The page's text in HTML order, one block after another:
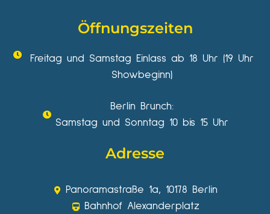
Öffnungszeiten
Freitag und Samstag Einlass ab 18 Uhr (19 Uhr
Showbeginn)
Berlin Brunch:
Samstag und Sonntag 10 bis 15 Uhr
Adresse
Panoramastraße 1a, 10178 Berlin
Bahnhof Alexanderplatz